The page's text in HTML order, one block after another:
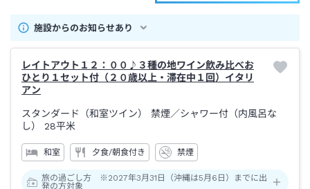
施設からのお知らせあり
レイトアウト１２：００♪３種の地ワイン飲み比べお
ひとり１セット付（２０歳以上・滞在中１回）イタリ
アン
スタンダード（和室ツイン） 禁煙／シャワー付（内風呂な
し） 28平米
和室 夕食/朝食付き 禁煙
旅の過ごし方 ※2027年3月31日（沖縄は5月6日）までに出
発の方対象